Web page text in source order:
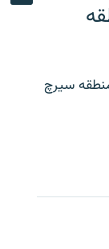
سیرچ